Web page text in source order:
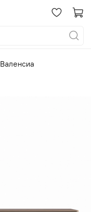
Валенсиа